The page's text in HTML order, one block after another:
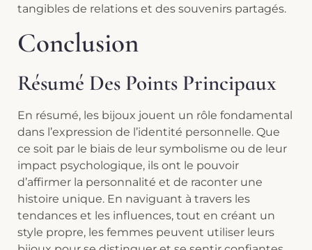
tangibles de relations et des souvenirs partagés.
Conclusion
Résumé Des Points Principaux
En résumé, les bijoux jouent un rôle fondamental
dans l’expression de l’identité personnelle. Que
ce soit par le biais de leur symbolisme ou de leur
impact psychologique, ils ont le pouvoir
d’affirmer la personnalité et de raconter une
histoire unique. En naviguant à travers les
tendances et les influences, tout en créant un
style propre, les femmes peuvent utiliser leurs